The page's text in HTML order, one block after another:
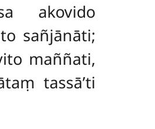
akovido
sañjānāti;
maññati,
tassā’ti